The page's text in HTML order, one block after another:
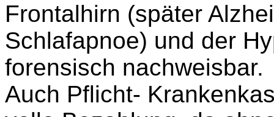
Frontalhirn (später
Schlafapnoe) und der
forensisch nachweisbar.
Auch Pflicht-